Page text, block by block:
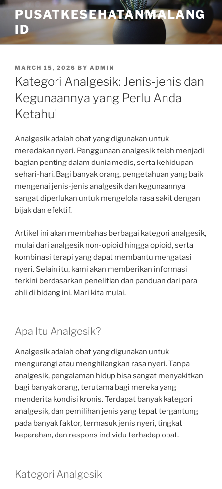
Skip
content
PUSATKESEHATANMALANG
ID
POSTED
ON
MARCH 15, 2026 BY ADMIN
Kategori Analgesik: Jenis-jenis dan
Kegunaannya yang Perlu Anda
Ketahui
Analgesik adalah obat yang digunakan untuk
meredakan nyeri. Penggunaan analgesik telah menjadi
bagian penting dalam dunia medis, serta kehidupan
sehari-hari. Bagi banyak orang, pengetahuan yang baik
mengenai jenis-jenis analgesik dan kegunaannya
sangat diperlukan untuk mengelola rasa sakit dengan
bijak dan efektif.
Artikel ini akan membahas berbagai kategori analgesik,
mulai dari analgesik non-opioid hingga opioid, serta
kombinasi terapi yang dapat membantu mengatasi
nyeri. Selain itu, kami akan memberikan informasi
terkini berdasarkan penelitian dan panduan dari para
ahli di bidang ini. Mari kita mulai.
Apa Itu Analgesik?
Analgesik adalah obat yang digunakan untuk
mengurangi atau menghilangkan rasa nyeri. Tanpa
analgesik, pengalaman hidup bisa sangat menyakitkan
bagi banyak orang, terutama bagi mereka yang
menderita kondisi kronis. Terdapat banyak kategori
analgesik, dan pemilihan jenis yang tepat tergantung
pada banyak faktor, termasuk jenis nyeri, tingkat
keparahan, dan respons individu terhadap obat.
Kategori Analgesik